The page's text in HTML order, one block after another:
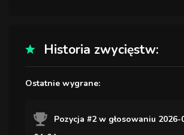
Historia zwycięstw:
Ostatnie wygrane:
Pozycja #2 w głosowaniu